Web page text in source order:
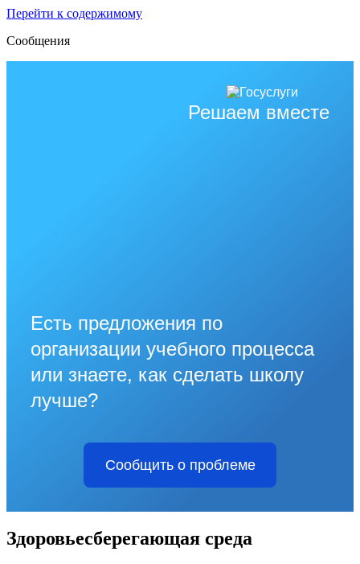
Перейти к содержимому
Сообщения
Решаем вместе
Есть предложения по
организации учебного процесса
или знаете, как сделать школу
лучше?
Сообщить о проблеме
Здоровьесберегающая среда